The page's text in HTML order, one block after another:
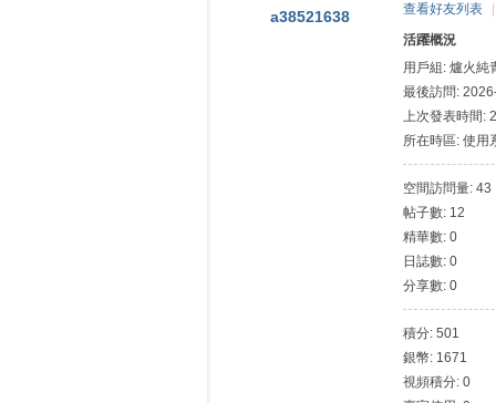
a38521638 查看好友列表
活躍概況
用戶組: 爐火純
最後訪問:
上次發表時間:
所在時區: 使用
空間訪問量: 43
帖子數: 12
精華數: 0
日誌數: 0
分享數: 0
積分: 501
銀幣: 1671
視頻積分: 0